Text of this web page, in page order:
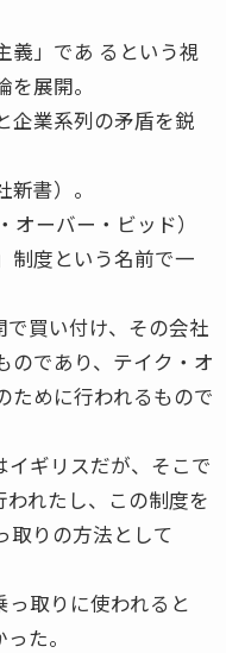
義」であ るという視
展開。
企業系列の矛盾を鋭
書）。
ーバー・ビッド）
制度という名前で一
買い付け、その会社
のであり、テイク・オ
ために行われるもので
ギリスだが、そこで
れたし、この制度を
取りの方法として
取りに使われると
た。